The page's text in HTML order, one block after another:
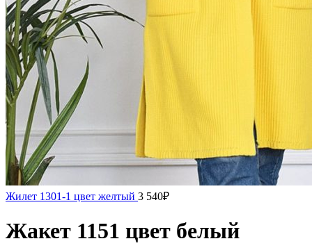
Жилет 1301-1 цвет желтый 3 540₽
Жакет 1151 цвет белый